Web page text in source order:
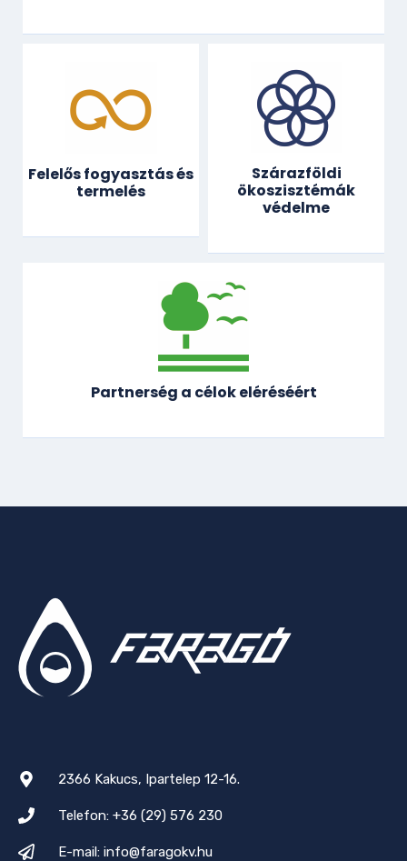
Felelős fogyasztás és
termelés
Szárazföldi
ökoszisztémák
védelme
Partnerség a célok eléréséért
2366 Kakucs, Ipartelep 12-16.
Telefon: +36 (29) 576 230
E-mail: info@faragokv.hu